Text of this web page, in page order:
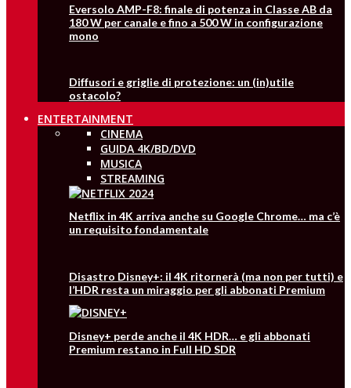
Eversolo AMP-F8: finale di potenza in Classe AB da
180 W per canale e fino a 500 W in configurazione
mono
Diffusori e griglie di protezione: un (in)utile
ostacolo?
ENTERTAINMENT
CINEMA
GUIDA 4K/BD/DVD
MUSICA
STREAMING
Netflix in 4K arriva anche su Google Chrome… ma c’è
un requisito fondamentale
Disastro Disney+: il 4K ritornerà (ma non per tutti) e
l’HDR resta un miraggio per gli abbonati Premium
Disney+ perde anche il 4K HDR… e gli abbonati
Premium restano in Full HD SDR